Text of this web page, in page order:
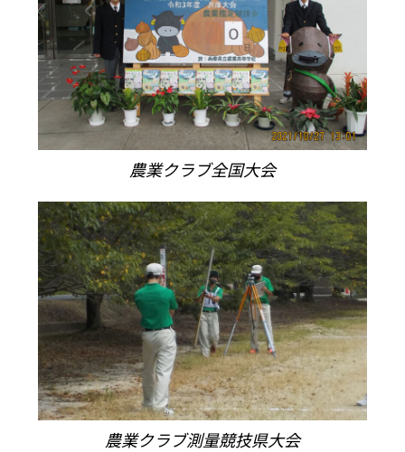
農業クラブ全国大会
農業クラブ測量競技県大会